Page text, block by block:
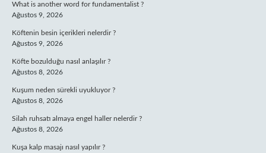
What is another word for fundamentalist ?
Ağustos 9, 2026
Köftenin besin içerikleri nelerdir ?
Ağustos 9, 2026
Köfte bozulduğu nasıl anlaşılır ?
Ağustos 8, 2026
Kuşum neden sürekli uyukluyor ?
Ağustos 8, 2026
Silah ruhsatı almaya engel haller nelerdir ?
Ağustos 8, 2026
Kuşa kalp masajı nasıl yapılır ?